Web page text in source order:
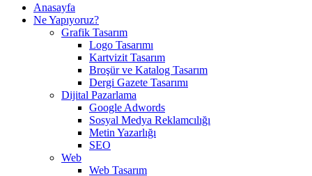
Anasayfa
Ne Yapıyoruz?
Grafik Tasarım
Logo Tasarımı
Kartvizit Tasarım
Broşür ve Katalog Tasarım
Dergi Gazete Tasarımı
Dijital Pazarlama
Google Adwords
Sosyal Medya Reklamcılığı
Metin Yazarlığı
SEO
Web
Web Tasarım